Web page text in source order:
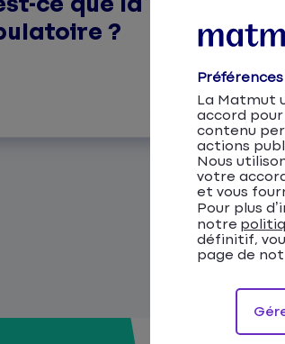
?
Lire l'articleLa Matmut
accord
contenu
actions
Nous
votre
et vous
Pour plus
notre
définitif,
page de